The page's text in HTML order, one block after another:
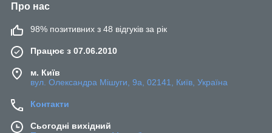
Про нас
98% позитивних з 48 відгуків за рік
Працює з 07.06.2010
м. Київ
вул. Олександра Мішуги, 9а, 02141, Київ, Україна
Контакти
Сьогодні вихідний